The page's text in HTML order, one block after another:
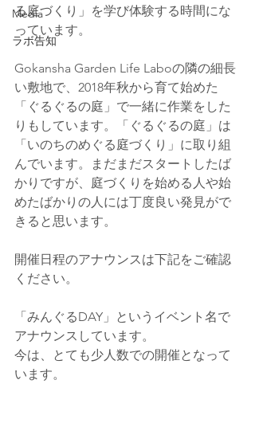
Media
ラボ告知
る庭づくり」を学び体験する時間にな
っています。
Gokansha Garden Life Laboの隣の細長
い敷地で、2018年秋から育て始めた
「ぐるぐるの庭」で一緒に作業をした
りもしています。「ぐるぐるの庭」は
「いのちのめぐる庭づくり」に取り組
んでいます。まだまだスタートしたば
かりですが、庭づくりを始める人や始
めたばかりの人には丁度良い発見がで
きると思います。
開催日程のアナウンスは下記をご確認
ください。
「みんぐるDAY」というイベント名で
アナウンスしています。
今は、とても少人数での開催となって
います。